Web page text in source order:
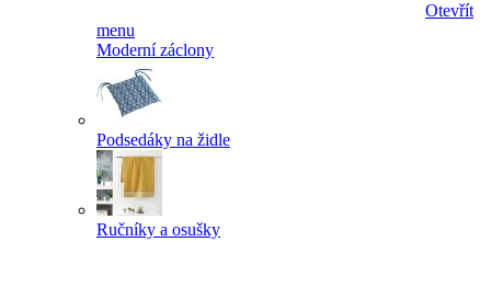
Otevřít
menu
Moderní záclony
Podsedáky na židle
Ručníky a osušky